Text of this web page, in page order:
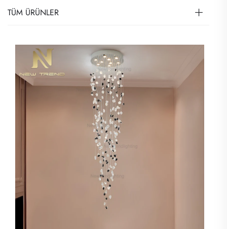
TÜM ÜRÜNLER